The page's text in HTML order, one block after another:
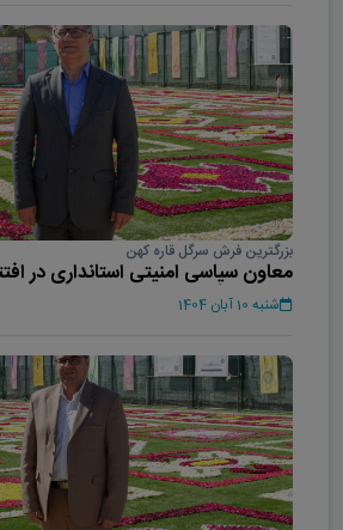
بزرگترین فرش سرگل قاره کهن
معاون سیاسی امنیتی استانداری در
فرش سر گل آسیا
شنبه 10 آبان 1404